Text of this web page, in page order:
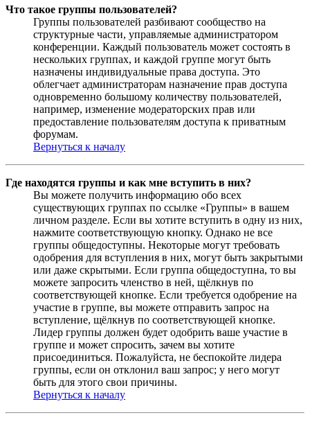
Что такое группы пользователей?
Группы пользователей разбивают сообщество на
структурные части, управляемые администратором
конференции. Каждый пользователь может состоять в
нескольких группах, и каждой группе могут быть
назначены индивидуальные права доступа. Это
облегчает администраторам назначение прав доступа
одновременно большому количеству пользователей,
например, изменение модераторских прав или
предоставление пользователям доступа к приватным
форумам.
Вернуться к началу
Где находятся группы и как мне вступить в них?
Вы можете получить информацию обо всех
существующих группах по ссылке «Группы» в вашем
личном разделе. Если вы хотите вступить в одну из них,
нажмите соответствующую кнопку. Однако не все
группы общедоступны. Некоторые могут требовать
одобрения для вступления в них, могут быть закрытыми
или даже скрытыми. Если группа общедоступна, то вы
можете запросить членство в ней, щёлкнув по
соответствующей кнопке. Если требуется одобрение на
участие в группе, вы можете отправить запрос на
вступление, щёлкнув по соответствующей кнопке.
Лидер группы должен будет одобрить ваше участие в
группе и может спросить, зачем вы хотите
присоединиться. Пожалуйста, не беспокойте лидера
группы, если он отклонил ваш запрос; у него могут
быть для этого свои причины.
Вернуться к началу